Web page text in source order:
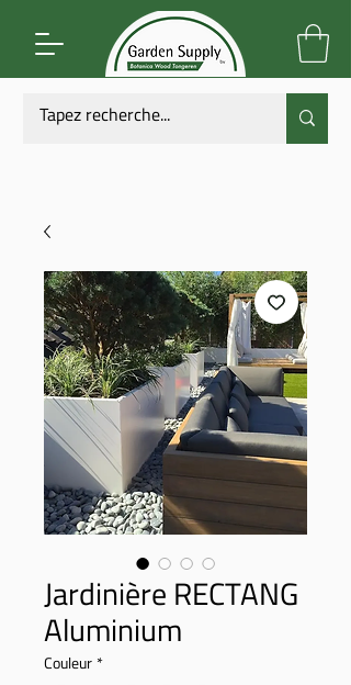
Jardinière RECTANG
Aluminium
Couleur*